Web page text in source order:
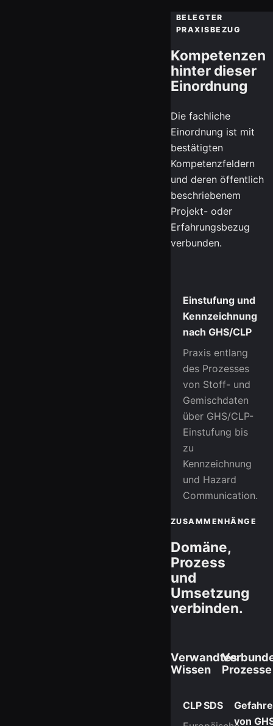
BELEGTER
PRAXISBEZUG
Kompetenzen
hinter dieser
Einordnung
Die fachliche
Einordnung ist mit
bestätigten
Kompetenzfeldern
und deren öffentlich
beschriebenem
Projekt- oder
Erfahrungsbezug
verbunden.
Einstufung und
Kennzeichnung
nach GHS/CLP
Praxis entlang
des Prozesses
von Stoff- und
Gemischdaten
über GHS/CLP-
Einstufung bis
zu
Kennzeichnung
und Hazard
Communication.
ZUSAMMENHÄNGE
Domäne,
Prozess
und
Umsetzung
verbinden.
Verwandtes
Wissen
CLPSDS
Prozesse
von